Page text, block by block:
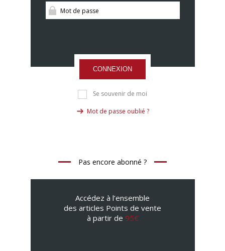
CONNEXION
Se souvenir de moi
Mot de passe oublié ?
Pas encore abonné ?
Accédez à l’ensemble
des articles Points de vente
à partir de 95€